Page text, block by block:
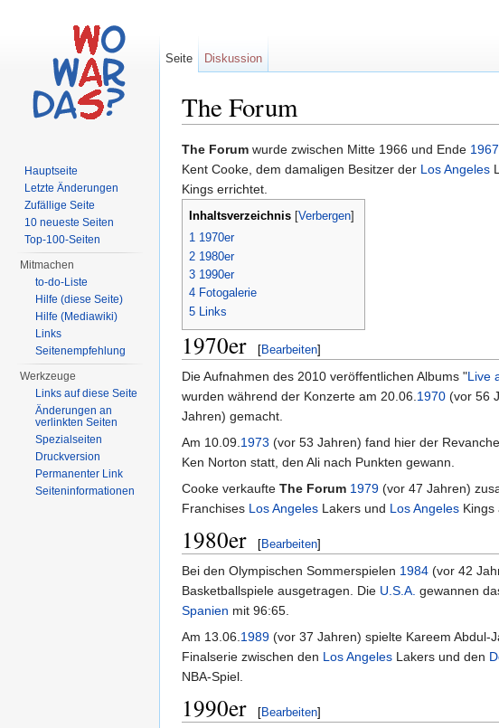
The Forum
The Forum wurde zwischen Mitte 1966 und Ende 1967
Kent Cooke, dem damaligen Besitzer der Los Angeles
Kings errichtet.
Inhaltsverzeichnis Verbergen
1 1970er
2 1980er
3 1990er
4 Fotogalerie
5
Links
1970er [Bearbeiten]
Die Aufnahmen des 2010 veröffentlichen Albums "Live
wurden während der Konzerte am 20.06.1970 (vor 56
Jahren) gemacht.
Am 10.09.1973 (vor 53 Jahren) fand hier der
Ken Norton statt, den Ali nach Punkten gewann.
Cooke verkaufte The Forum 1979 (vor 47 Jahren)
Franchises Los Angeles Lakers und Los Angeles Kings
1980er [Bearbeiten]
Bei den Olympischen Sommerspielen 1984 (vor 42
Basketballspiele ausgetragen. Die U.S.A. gewannen
Spanien mit 96:65.
Am 13.06.1989 (vor 37 Jahren) spielte Kareem Abdul-
Finalserie zwischen den Los Angeles Lakers und den
NBA-Spiel.
1990er [Bearbeiten]
Seite Diskussion
Hauptseite
Letzte Änderungen
Zufällige Seite
10 neueste Seiten
Top-100-Seiten
Mitmachen
to-do-Liste
Hilfe (diese Seite)
Hilfe (Mediawiki)
Links
Seitenempfehlung
Werkzeuge
Links auf diese Seite
Änderungen an
verlinkten Seiten
Spezialseiten
Druckversion
Permanenter Link
Seiteninformationen